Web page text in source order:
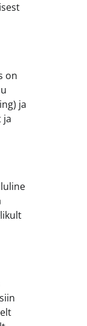
on
ja
ja